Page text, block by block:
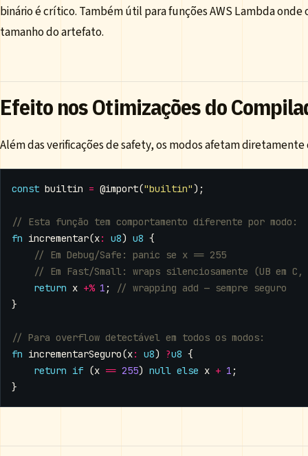
binário é crítico. Também útil para funções AWS Lambda
tamanho do artefato.
Efeito nos Otimizações do
Além das verificações de safety, os modos afetam diretamente
const builtin = @import("builtin");
fn incrementar(x: u8) u8 {
return x +% 1 ;
}
fn incrementarSeguro(x: u8) ?u8 {
return if (x == 255) null else x + 1 ;
}